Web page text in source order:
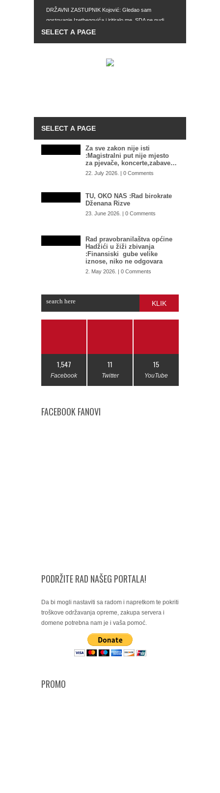
DRŽAVNI ZASTUPNIK Kojović: Gledao sam
gostovanje Izetbegovića i iritiralo me, SDA ne nudi
drugačiji model djelovanja
Sarajevu: SIPA postala kao ikebana, služi za
Za sve zakon nije isti
:Magistralni put nije mjesto
za pjevače, koncerte,zabave…
22. July 2026. | 0 Comments
TU, OKO NAS :Rad birokrate
Dženana Rizve
23. June 2026. | 0 Comments
Rad pravobranilaštva općine
Hadžići u žiži zbivanja
:Finansiski gube velike
iznose, niko ne odgovara
2. May 2026. | 0 Comments
KLIK
1,547
Facebook
11
Twitter
15
YouTube
FACEBOOK FANOVI
PODRŽITE RAD NAŠEG PORTALA!
Da bi mogli nastaviti sa radom i napretkom te pokriti
troškove održavanja opreme, zakupa servera i
domene potrebna nam je i vaša pomoć.
PROMO